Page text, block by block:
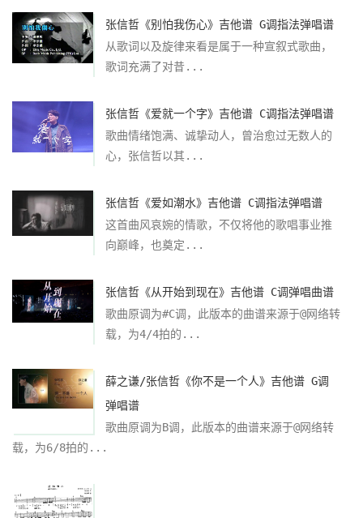
张信哲《别怕我伤心》吉他谱 G调指法弹唱谱
从歌词以及旋律来看是属于一种宣叙式歌曲，
歌词充满了对昔...
张信哲《爱就一个字》吉他谱 C调指法弹唱谱
歌曲情绪饱满、诚挚动人，曾治愈过无数人的
心，张信哲以其...
张信哲《爱如潮水》吉他谱 C调指法弹唱谱
这首曲风哀婉的情歌，不仅将他的歌唱事业推
向巅峰，也奠定...
张信哲《从开始到现在》吉他谱 C调弹唱曲谱
歌曲原调为#C调，此版本的曲谱来源于@网络转
载，为4/4拍的...
薛之谦/张信哲《你不是一个人》吉他谱 G调
弹唱谱
歌曲原调为B调，此版本的曲谱来源于@网络转
载，为6/8拍的...